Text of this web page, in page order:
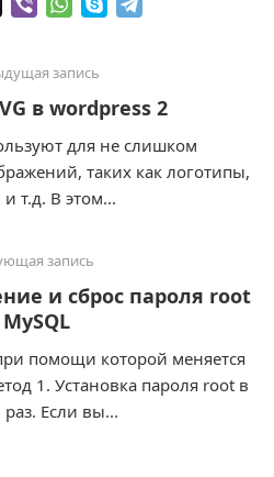
запись
в wordpress 2
для не слишком
таких как логотипы,
т.д. В этом...
запись
и сброс пароля root
помощи которой меняется
1. Установка пароля root в
Если вы...